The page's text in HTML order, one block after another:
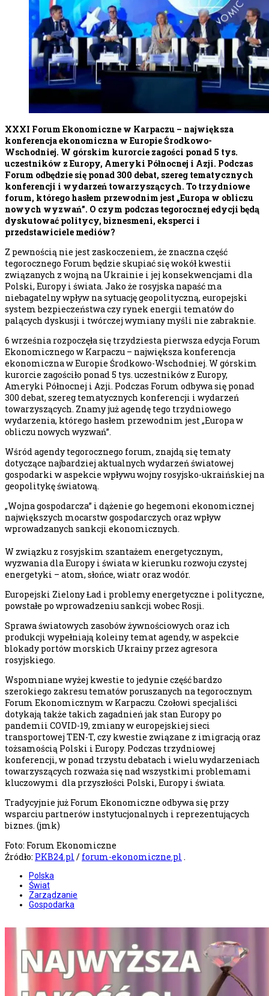
XXXI Forum Ekonomiczne w Karpaczu – największa
konferencja ekonomiczna w Europie Środkowo-
Wschodniej. W górskim kurorcie zagości ponad 5 tys.
uczestników z Europy, Ameryki Północnej i Azji. Podczas
Forum odbędzie się ponad 300 debat, szereg tematycznych
konferencji i wydarzeń towarzyszących. To trzydniowe
forum, którego hasłem przewodnim jest „Europa w obliczu
nowych wyzwań”. O czym podczas tegorocznej edycji będą
dyskutować politycy, biznesmeni, eksperci i
przedstawiciele mediów?
Z pewnością nie jest zaskoczeniem, że znaczna część
tegorocznego Forum będzie skupiać się wokół kwestii
związanych z wojną na Ukrainie i jej konsekwencjami dla
Polski, Europy i świata. Jako że rosyjska napaść ma
niebagatelny wpływ na sytuację geopolityczną, europejski
system bezpieczeństwa czy rynek energii tematów do
palących dyskusji i twórczej wymiany myśli nie zabraknie.
6 września rozpoczęła się trzydziesta pierwsza edycja Forum
Ekonomicznego w Karpaczu – największa konferencja
ekonomiczna w Europie Środkowo-Wschodniej. W górskim
kurorcie zagościło ponad 5 tys. uczestników z Europy,
Ameryki Północnej i Azji. Podczas Forum odbywa się ponad
300 debat, szereg tematycznych konferencji i wydarzeń
towarzyszących. Znamy już agendę tego trzydniowego
wydarzenia, którego hasłem przewodnim jest „Europa w
obliczu nowych wyzwań”.
Wśród agendy tegorocznego forum, znajdą się tematy
dotyczące najbardziej aktualnych wydarzeń światowej
gospodarki w aspekcie wpływu wojny rosyjsko-ukraińskiej na
geopolitykę światową.
„Wojna gospodarcza” i dążenie go hegemoni ekonomicznej
największych mocarstw gospodarczych oraz wpływ
wprowadzanych sankcji ekonomicznych.
W związku z rosyjskim szantażem energetycznym,
wyzwania dla Europy i świata w kierunku rozwoju czystej
energetyki – atom, słońce, wiatr oraz wodór.
Europejski Zielony Ład i problemy energetyczne i polityczne,
powstałe po wprowadzeniu sankcji wobec Rosji.
Sprawa światowych zasobów żywnościowych oraz ich
produkcji wypełniają koleiny temat agendy, w aspekcie
blokady portów morskich Ukrainy przez agresora
rosyjskiego.
Wspomniane wyżej kwestie to jedynie część bardzo
szerokiego zakresu tematów poruszanych na tegorocznym
Forum Ekonomicznym w Karpaczu. Czołowi specjaliści
dotykają także takich zagadnień jak stan Europy po
pandemii COVID-19, zmiany w europejskiej sieci
transportowej TEN-T, czy kwestie związane z imigracją oraz
tożsamością Polski i Europy. Podczas trzydniowej
konferencji, w ponad trzystu debatach i wielu wydarzeniach
towarzyszących rozważa się nad wszystkimi problemami
kluczowymi dla przyszłości Polski, Europy i świata.
Tradycyjnie już Forum Ekonomiczne odbywa się przy
wsparciu partnerów instytucjonalnych i reprezentujących
biznes. (jmk)
Foto: Forum Ekonomiczne
Źródło: PKB24.pl / forum-ekonomiczne.pl .
Polska
Świat
Zarządzanie
Gospodarka